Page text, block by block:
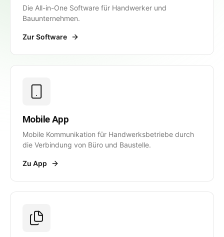
Die All-in-One Software für Handwerker und
Bauunternehmen.
Zur Software
Mobile App
Mobile Kommunikation für Handwerksbetriebe durch
die Verbindung von Büro und Baustelle.
Zu App